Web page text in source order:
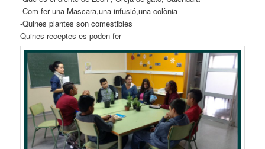
-Com fer una Mascara,una infusió,una colònia
-Quines plantes son comestibles
Quines receptes es poden fer